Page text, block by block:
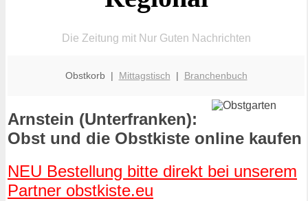
Die Zeitung mit Nur Guten Nachrichten
Obstkorb | Mittagstisch | Branchenbuch
Arnstein (Unterfranken):
Obst und die Obstkiste online kaufen
NEU Bestellung bitte direkt bei unserem
Partner obstkiste.eu